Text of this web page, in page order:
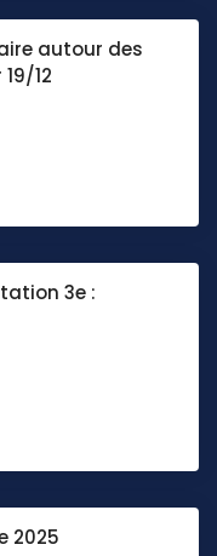
autour des
12
3e :
2025